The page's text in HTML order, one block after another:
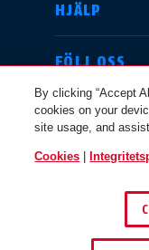
HJÄLP
FÖLJ OSS
JURIDISK
By clicking “Accept
cookies on your
site usage, and
Cookies